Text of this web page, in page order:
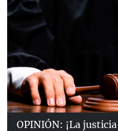
OPINIÓN: ¡La